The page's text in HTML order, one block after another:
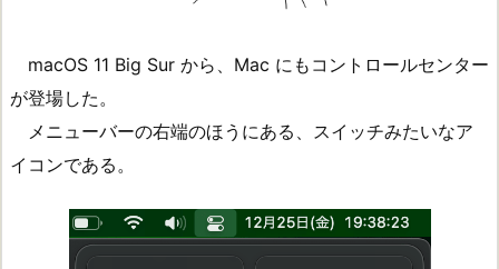
macOS 11 Big Sur から、Mac にもコントロールセンター
が登場した。
メニューバーの右端のほうにある、スイッチみたいなア
イコンである。